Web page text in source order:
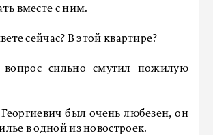
вместе с ним.
сейчас? В этой квартире?
вопрос сильно смутил пожилую
был очень любезен, он
в одной из новостроек.